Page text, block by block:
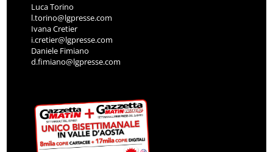
Luca Torino
l.torino@lgpresse.com
Ivana Cretier
i.cretier@lgpresse.com
Daniele Fimiano
d.fimiano@lgpresse.com